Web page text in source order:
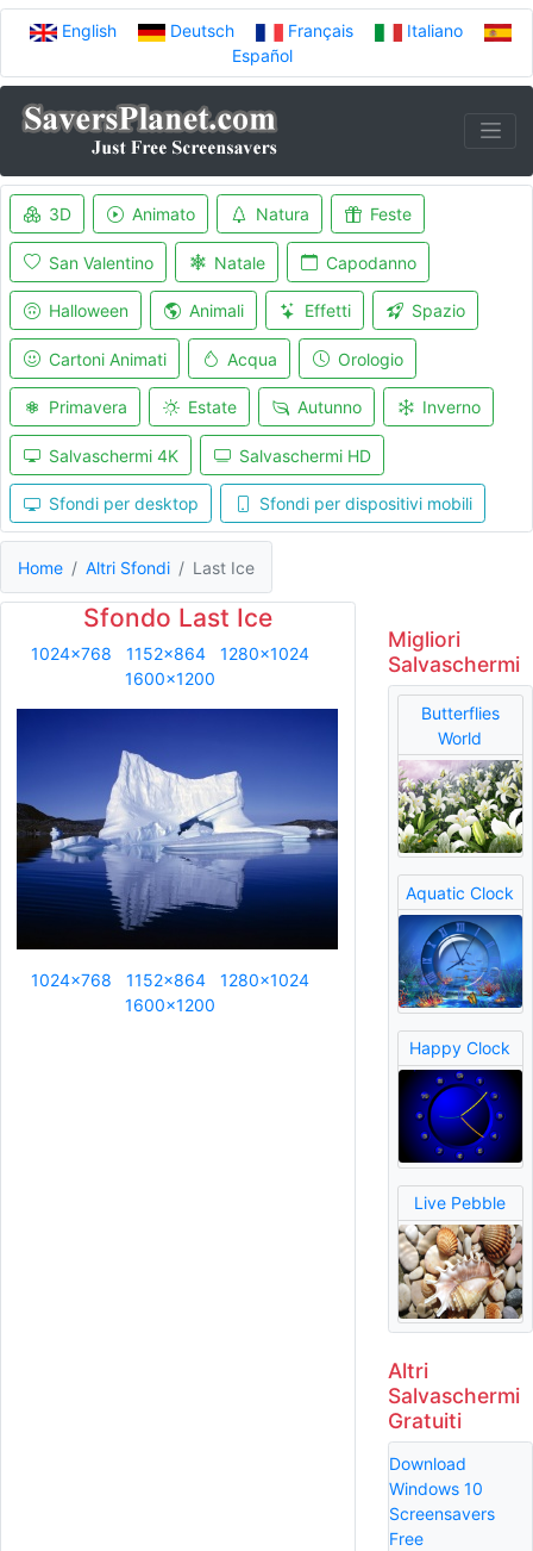
English Deutsch Français
Italiano
Español
3D Animato Natura Feste
San Valentino Natale Capodanno
Halloween Animali Effetti Spazio
Cartoni Animati Acqua Orologio
Primavera Estate Autunno Inverno
Salvaschermi 4K Salvaschermi HD
Sfondi per desktop Sfondi per dispositivi mobili
Home Altri Sfondi Last Ice
Sfondo Last Ice
1024x768 1152x864
1280x1024
1600x1200
1024x768 1152x864
1280x1024
1600x1200
Migliori
Salvaschermi
Butterflies
World
Aquatic Clock
Happy Clock
Live Pebble
Altri
Salvaschermi
Gratuiti
Download
Windows 10
Screensavers
Free